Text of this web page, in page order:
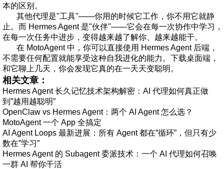
本的区别。
其他代理是"工具"——你用的时候它工作，你不用它就静
止。而 Hermes Agent 是"伙伴"——它会在每一次协作中学习，
在每一次任务中进步，变得越来越了解你、越来越能干。
在 MotoAgent中，你可以直接使用 Hermes Agent 后端，
不需要任何配置就能享受这种自我进化的能力。下载桌面端，
和它聊上几天，你会发现它真的在一天天变聪明。
相关文章：
Hermes Agent 长久记忆技术架构解密：AI 代理如何真正做
到”越用越聪明”
OpenClaw vs Hermes Agent：两个 AI Agent 怎么选？
MotoAgent 一个 App 全搞定
AI Agent Loops 最新进展：所有 Agent 都在”循环”，但只有少
数在”学习”
Hermes Agent 的 Subagent 委派技术：一个 AI 代理如何召唤
一群 AI 帮你干活